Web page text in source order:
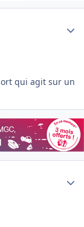
qui agit sur un